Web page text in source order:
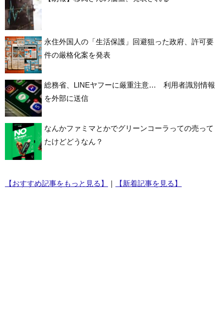
永住外国人の「生活保護」回避狙った政府、許可要
件の厳格化案を発表
総務省、LINEヤフーに厳重注意… 利用者識別情報
を外部に送信
なんかファミマとかでグリーンコーラっての売って
たけどどうなん？
【おすすめ記事をもっと見る】 ｜ 【新着記事を見る】